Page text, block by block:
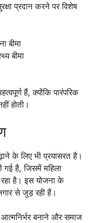
प्रदान करने पर विशेष
बीमा
बीमा
हैं, क्योंकि पारंपरिक
होती।
के लिए भी प्रयासरत है।
है, जिसमें महिला
रहा है। इस योजना के
से जुड़ रही हैं।
बनाने और समाज